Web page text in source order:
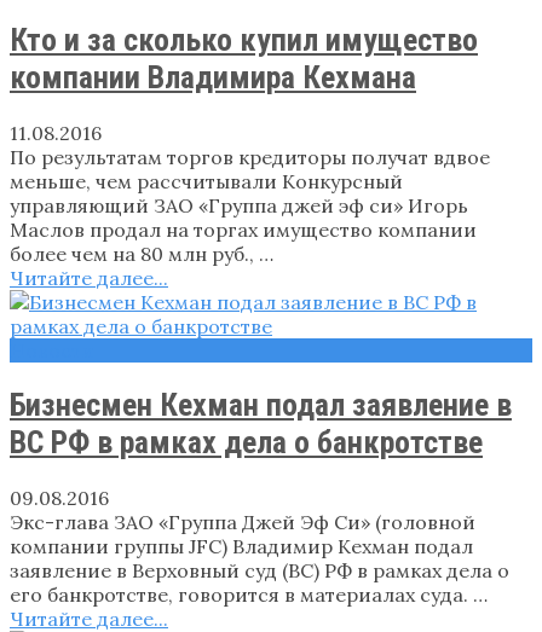
Кто и за сколько купил имущество
компании Владимира Кехмана
11.08.2016
По результатам торгов кредиторы получат вдвое
меньше, чем рассчитывали Конкурсный
управляющий ЗАО «Группа джей эф си» Игорь
Маслов продал на торгах имущество компании
более чем на 80 млн руб., …
Читайте далее...
Бизнесмен Кехман подал заявление в
ВС РФ в рамках дела о банкротстве
09.08.2016
Экс-глава ЗАО «Группа Джей Эф Си» (головной
компании группы JFC) Владимир Кехман подал
заявление в Верховный суд (ВС) РФ в рамках дела о
его банкротстве, говорится в материалах суда. …
Читайте далее...